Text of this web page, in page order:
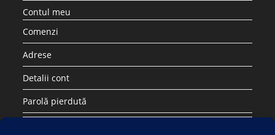
Contul meu
Comenzi
Adrese
Detalii cont
Parolă pierdută